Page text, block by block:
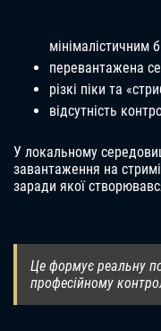
мінімалістичним
перевантажена
різкі піки та
відсутність
У локальному
завантаження на
заради якої
Це формує реальну
професійному